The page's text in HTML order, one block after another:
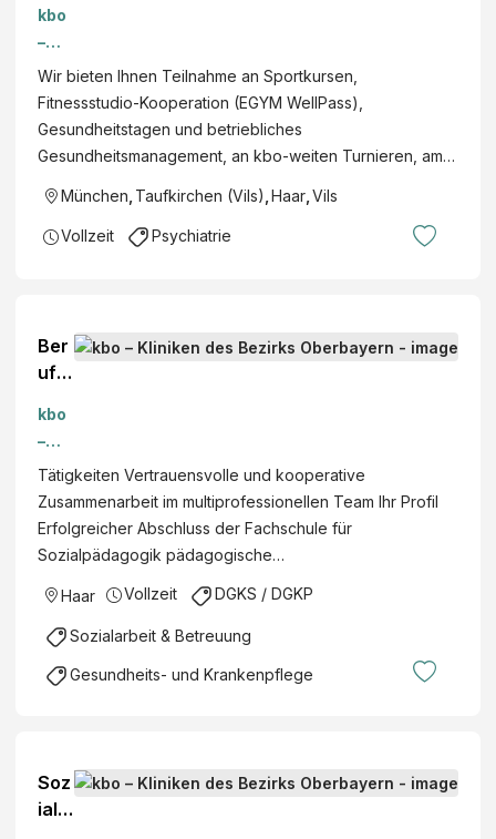
r
(m/
w/d
)
für
den
ge-
und
nst,
Stat
ion
3
am
Haa
r
terb
ildu
ng
(w/
m/d
)
kbo
–
Klini
ken
des
Bezi
Obe
rbay
Wir bieten Ihnen Teilnahme an Sportkursen,
Fitnessstudio-Kooperation (EGYM WellPass),
Gesundheitstagen und betriebliches
Gesundheitsmanagement, an kbo-weiten Turnieren, am…
München Taufkirchen (Vils) Haar Vils
Vollzeit Psychiatrie
Ber
ufs
ktik
ant
(m/
w/d
) als
päd
ago
he
Erg
änz
aft
im
kbo
–
Klini
ken
des
Bezi
Obe
rbay
ern
Tätigkeiten Vertrauensvolle und kooperative
Zusammenarbeit im multiprofessionellen Team Ihr Profil
Erfolgreicher Abschluss der Fachschule für
Sozialpädagogik pädagogische…
Haar Vollzeit DGKS / DGKP
Sozialarbeit & Betreuung
Gesundheits- und Krankenpflege
Soz
ialp